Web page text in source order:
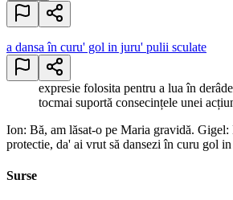
a dansa în curu' gol in juru' pulii sculate
expresie folosita pentru a lua în
tocmai suportă consecințele unei
Ion: Bă, am lăsat-o pe Maria gravidă. Gigel:
protectie, da' ai vrut să dansezi în curu gol
Surse